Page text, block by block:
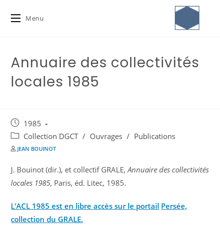
Menu
Annuaire des collectivités
locales 1985
1985
Collection DGCT / Ouvrages / Publications
JEAN BOUINOT
J. Bouinot (dir.), et collectif GRALE,Annuaire des collectivités
locales 1985, Paris, éd. Litec, 1985.
L’ACL 1985 est en libre accès sur le portail Persée,
collection du GRALE.